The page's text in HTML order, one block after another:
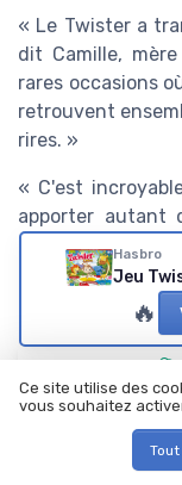
« Le Twister a
dit Camille,
rares occasions
retrouvent
rires. »
« C'est
apporter autant
Philippe,
Regles de jeux
Ajoutez-nous à
Hasbro
Jeu
🔥
Ce site utilise des
vous souhaitez